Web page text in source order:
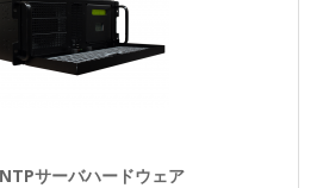
サーバハードウェア